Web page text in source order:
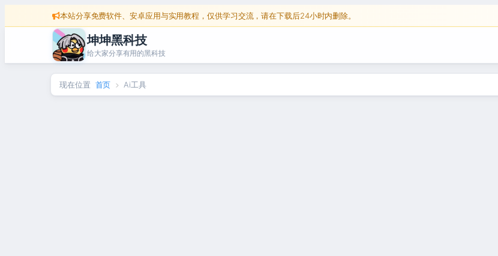
本站分享免费软件、安卓应用与实用教程，仅供学习交流，请在下载后24小时内删除。
坤坤黑科技
给大家分享有用的黑科技
现在位置 首页 Ai工具